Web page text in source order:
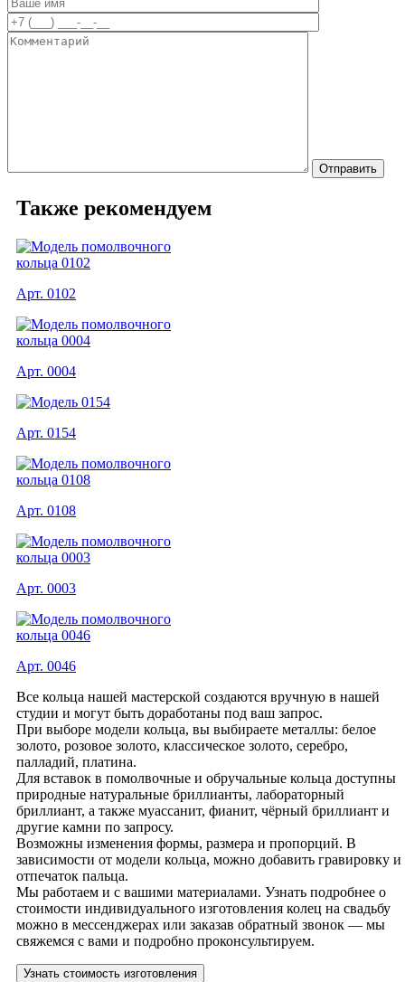
Также рекомендуем
Арт. 0102
Арт. 0004
Арт. 0154
Арт. 0108
Арт. 0003
Арт. 0046
Все кольца нашей мастерской создаются вручную в нашей
студии и могут быть доработаны под ваш запрос.
При выборе модели кольца, вы выбираете металлы: белое
золото, розовое золото, классическое золото, серебро,
палладий, платина.
Для вставок в помолвочные и обручальные кольца доступны
природные натуральные бриллианты, лабораторный
бриллиант, а также муассанит, фианит, чёрный бриллиант и
другие камни по запросу.
Возможны изменения формы, размера и пропорций. В
зависимости от модели кольца, можно добавить гравировку и
отпечаток пальца.
Мы работаем и с вашими материалами. Узнать подробнее о
стоимости индивидуального изготовления колец на свадьбу
можно в мессенджерах или заказав обратный звонок — мы
свяжемся с вами и подробно проконсультируем.
Узнать стоимость изготовления